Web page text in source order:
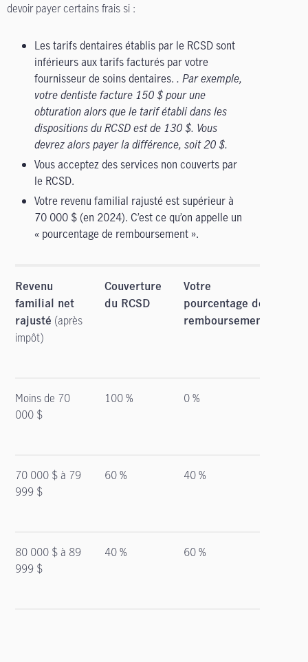
devoir payer certains frais si :
Les tarifs dentaires établis par le RCSD sont
inférieurs aux tarifs facturés par votre
fournisseur de soins dentaires. . Par exemple,
votre dentiste facture 150 $ pour une
obturation alors que le tarif établi dans les
dispositions du RCSD est de 130 $. Vous
devrez alors payer la différence, soit 20 $.
Vous acceptez des services non couverts par
le RCSD.
Votre revenu familial rajusté est supérieur à
70 000 $ (en 2024). C’est ce qu’on appelle un
« pourcentage de remboursement ».
Revenu
familial net
rajusté (après
impôt)
Couverture
du RCSD
Votre
pourcentage de
remboursement
Moins de 70
000 $
100 % 0 %
70 000 $ à 79
999 $
60 % 40 %
80 000 $ à 89
999 $
40 % 60 %